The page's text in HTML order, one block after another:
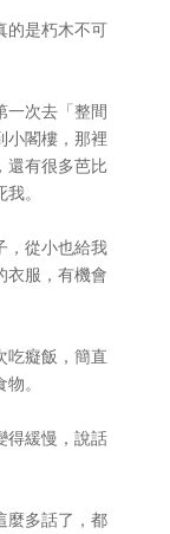
的是朽木不可
一次去「整間
小閣樓，那裡
還有很多芭比
。
，從小也給我
衣服，有機會
吃癡飯，簡直
。
得緩慢，說話
麼多話了，都